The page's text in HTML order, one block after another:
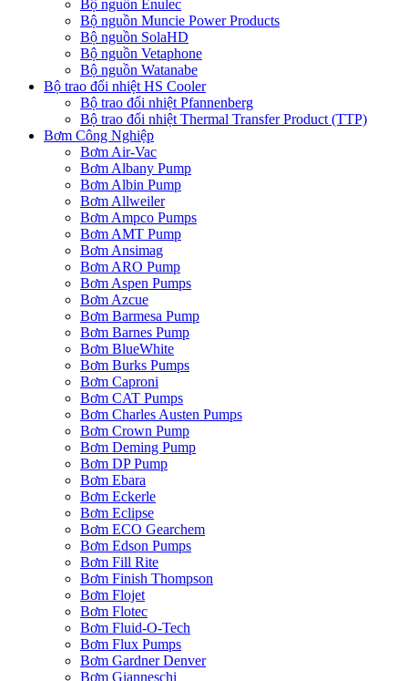
Bộ nguồn Enulec
Bộ nguồn Muncie Power Products
Bộ nguồn SolaHD
Bộ nguồn Vetaphone
Bộ nguồn Watanabe
Bộ trao đổi nhiệt HS Cooler
Bộ trao đổi nhiệt Pfannenberg
Bộ trao đổi nhiệt Thermal Transfer Product (TTP)
Bơm Công Nghiệp
Bơm Air-Vac
Bơm Albany Pump
Bơm Albin Pump
Bơm Allweiler
Bơm Ampco Pumps
Bơm AMT Pump
Bơm Ansimag
Bơm ARO Pump
Bơm Aspen Pumps
Bơm Azcue
Bơm Barmesa Pump
Bơm Barnes Pump
Bơm BlueWhite
Bơm Burks Pumps
Bơm Caproni
Bơm CAT Pumps
Bơm Charles Austen Pumps
Bơm Crown Pump
Bơm Deming Pump
Bơm DP Pump
Bơm Ebara
Bơm Eckerle
Bơm Eclipse
Bơm ECO Gearchem
Bơm Edson Pumps
Bơm Fill Rite
Bơm Finish Thompson
Bơm Flojet
Bơm Flotec
Bơm Fluid-O-Tech
Bơm Flux Pumps
Bơm Gardner Denver
Bơm Gianneschi